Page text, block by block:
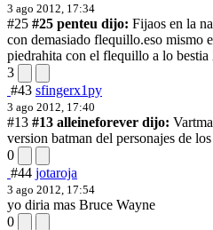
3 ago 2012, 17:34
#25 #25 penteu dijo: Fijaos en la
con demasiado flequillo.eso mismo
piedrahita con el flequillo a lo
3
#43 sfingerx1py
3 ago 2012, 17:40
#13 #13 alleineforever dijo:
version batman del personajes de
0
#44 jotaroja
3 ago 2012, 17:54
yo diria mas Bruce Wayne
0